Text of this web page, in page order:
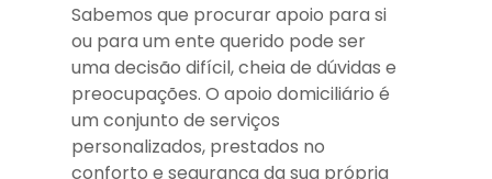
Sabemos que procurar apoio para si
ou para um ente querido pode ser
uma decisão difícil, cheia de dúvidas e
preocupações. O apoio domiciliário é
um conjunto de serviços
personalizados, prestados no
conforto e segurança da sua própria